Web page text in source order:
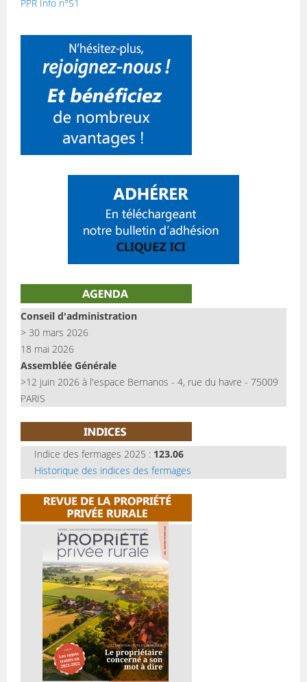
PPR Info n°51
Conseil d'administration
> 30 mars 2026
18 mai 2026
Assemblée Générale
>12 juin 2026 à l'espace Bernanos - 4, rue du havre - 75009
PARIS
Indice des fermages 2025 : 123.06
Historique des indices des fermages